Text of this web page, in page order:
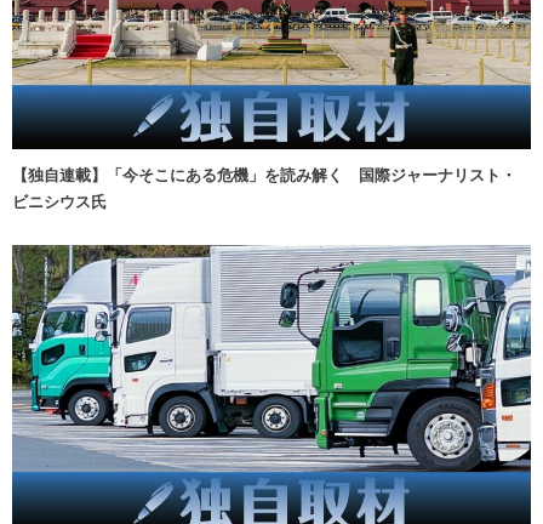
【独自連載】「今そこにある危機」を読み解く 国際ジャーナリスト・
ビニシウス氏